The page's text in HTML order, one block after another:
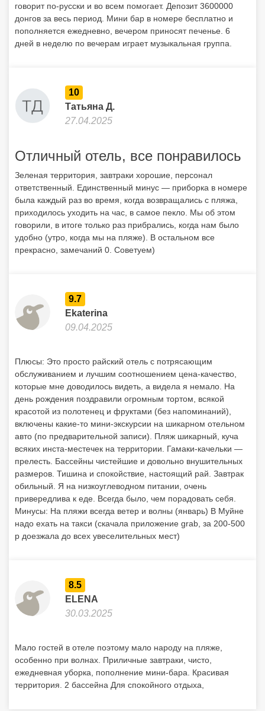
говорит по-русски и во всем помогает. Депозит 3600000
донгов за весь период. Мини бар в номере бесплатно и
пополняется ежедневно, вечером приносят печенье. 6
дней в неделю по вечерам играет музыкальная группа.
10
Татьяна Д.
27.04.2025
Отличный отель, все понравилось
Зеленая территория, завтраки хорошие, персонал
ответственный. Единственный минус — приборка в номере
была каждый раз во время, когда возвращались с пляжа,
приходилось уходить на час, в самое пекло. Мы об этом
говорили, в итоге только раз прибрались, когда нам было
удобно (утро, когда мы на пляже). В остальном все
прекрасно, замечаний 0. Советуем)
9.7
Ekaterina
09.04.2025
Плюсы: Это просто райский отель с потрясающим
обслуживанием и лучшим соотношением цена-качество,
которые мне доводилось видеть, а видела я немало. На
день рождения поздравили огромным тортом, всякой
красотой из полотенец и фруктами (без напоминаний),
включены какие-то мини-экскурсии на шикарном отельном
авто (по предварительной записи). Пляж шикарный, куча
всяких инста-местечек на территории. Гамаки-качельки —
прелесть. Бассейны чистейшие и довольно внушительных
размеров. Тишина и спокойствие, настоящий рай. Завтрак
обильный. Я на низкоуглеводном питании, очень
привередлива к еде. Всегда было, чем порадовать себя.
Минусы: На пляжи всегда ветер и волны (январь) В Муйне
надо ехать на такси (скачала приложение grab, за 200-500
р доезжала до всех увеселительных мест)
8.5
ELENA
30.03.2025
Мало гостей в отеле поэтому мало народу на пляже,
особенно при волнах. Приличные завтраки, чисто,
ежедневная уборка, пополнение мини-бара. Красивая
территория. 2 бассейна Для спокойного отдыха,